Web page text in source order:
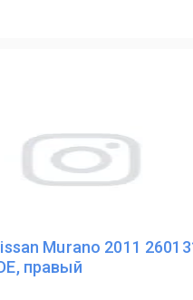
Murano 2011
правый